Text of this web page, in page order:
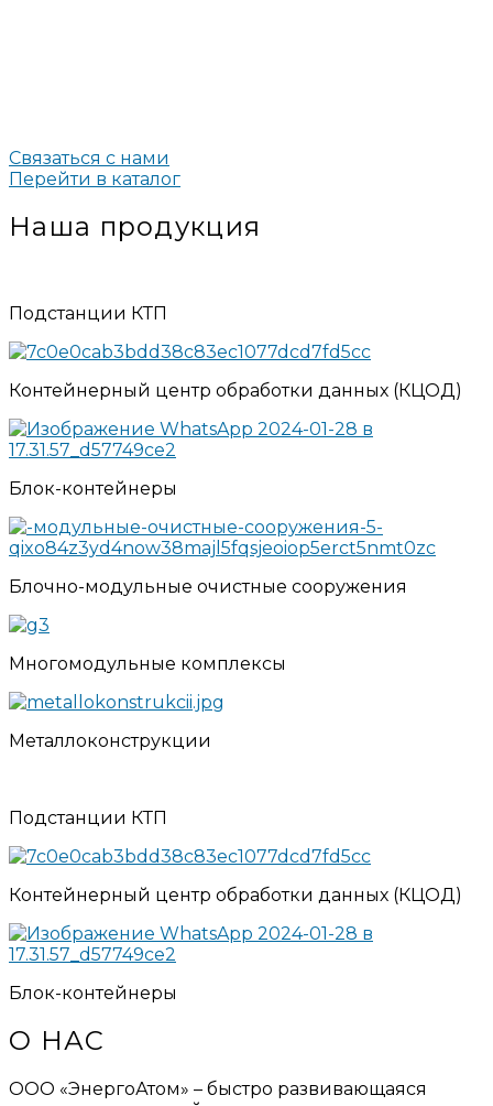
Связаться с нами
Перейти в каталог
Наша продукция
Подстанции КТП
Контейнерный центр обработки данных (КЦОД)
Блок-контейнеры
Блочно-модульные очистные сооружения
Многомодульные комплексы
Металлоконструкции
Подстанции КТП
Контейнерный центр обработки данных (КЦОД)
Блок-контейнеры
О НАС
ООО «ЭнергоАтом» – быстро развивающаяся